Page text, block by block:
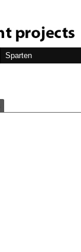
Sparten